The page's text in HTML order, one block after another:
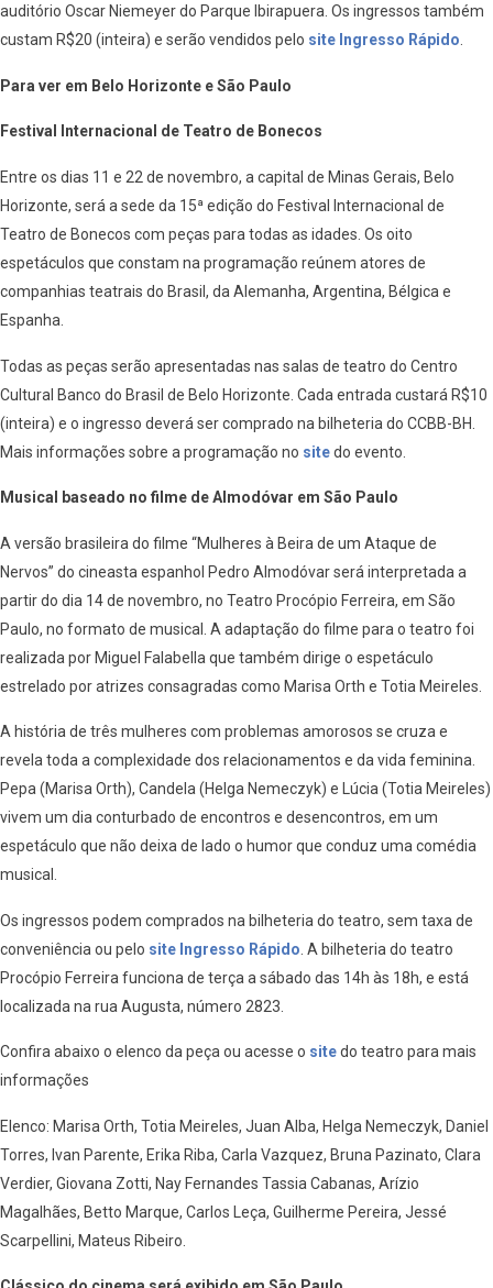
auditório Oscar Niemeyer do Parque Ibirapuera. Os ingressos também
custam R$20 (inteira) e serão vendidos pelo site Ingresso Rápido.
Para ver em Belo Horizonte e São Paulo
Festival Internacional de Teatro de Bonecos
Entre os dias 11 e 22 de novembro, a capital de Minas Gerais, Belo
Horizonte, será a sede da 15ª edição do Festival Internacional de
Teatro de Bonecos com peças para todas as idades. Os oito
espetáculos que constam na programação reúnem atores de
companhias teatrais do Brasil, da Alemanha, Argentina, Bélgica e
Espanha.
Todas as peças serão apresentadas nas salas de teatro do Centro
Cultural Banco do Brasil de Belo Horizonte. Cada entrada custará R$10
(inteira) e o ingresso deverá ser comprado na bilheteria do CCBB-BH.
Mais informações sobre a programação no sitedo evento.
Musical baseado no filme de Almodóvar em São Paulo
A versão brasileira do filme “Mulheres à Beira de um Ataque de
Nervos” do cineasta espanhol Pedro Almodóvar será interpretada a
partir do dia 14 de novembro, no Teatro Procópio Ferreira, em São
Paulo, no formato de musical. A adaptação do filme para o teatro foi
realizada por Miguel Falabella que também dirige o espetáculo
estrelado por atrizes consagradas como Marisa Orth e Totia Meireles.
A história de três mulheres com problemas amorosos se cruza e
revela toda a complexidade dos relacionamentos e da vida feminina.
Pepa (Marisa Orth), Candela (Helga Nemeczyk) e Lúcia (Totia Meireles)
vivem um dia conturbado de encontros e desencontros, em um
espetáculo que não deixa de lado o humor que conduz uma comédia
musical.
Os ingressos podem comprados na bilheteria do teatro, sem taxa de
conveniência ou pelo site Ingresso Rápido . A bilheteria do teatro
Procópio Ferreira funciona de terça a sábado das 14h às 18h, e está
localizada na rua Augusta, número 2823.
Confira abaixo o elenco da peça ou acesse o sitedo teatro para mais
informações
Elenco: Marisa Orth, Totia Meireles, Juan Alba, Helga Nemeczyk, Daniel
Torres, Ivan Parente, Erika Riba, Carla Vazquez, Bruna Pazinato, Clara
Verdier, Giovana Zotti, Nay Fernandes Tassia Cabanas, Arízio
Magalhães, Betto Marque, Carlos Leça, Guilherme Pereira, Jessé
Scarpellini, Mateus Ribeiro.